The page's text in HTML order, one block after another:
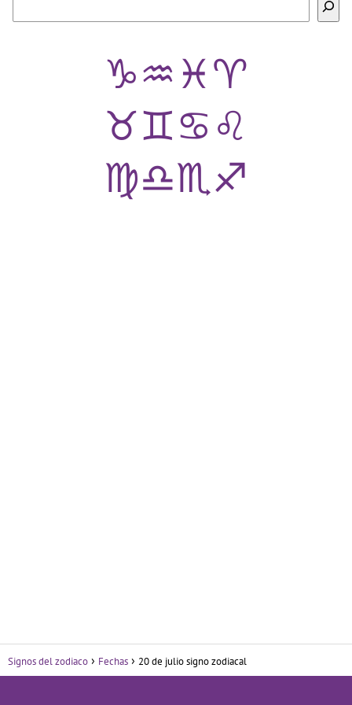
♑♒♓♈
♉♊♋♌
♍♎♏♐
Signos del zodiaco Fechas 20 de julio signo zodiacal